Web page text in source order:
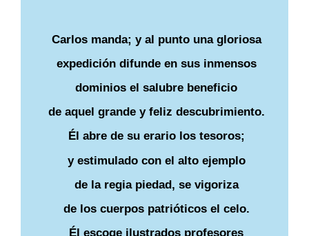
Carlos manda; y al punto una gloriosa
expedición difunde en sus inmensos
dominios el salubre beneficio
de aquel grande y feliz descubrimiento.
Él abre de su erario los tesoros;
y estimulado con el alto ejemplo
de la regia piedad, se vigoriza
de los cuerpos patrióticos el celo.
Él escoge ilustrados profesores